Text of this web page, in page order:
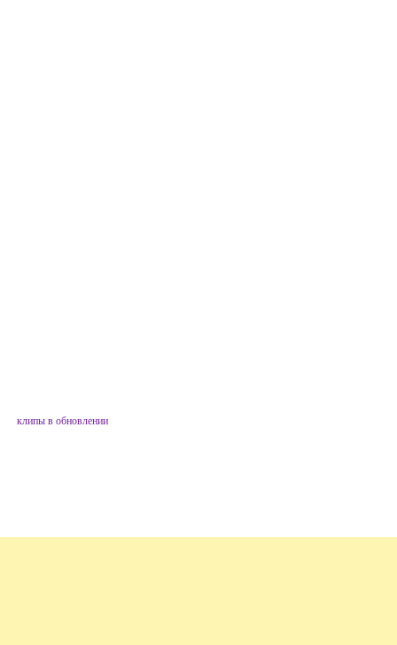
клипы в обновлении